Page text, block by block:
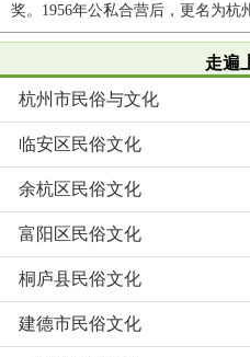
奖。1956年公私合营后，更名为
走遍
杭州市民俗与文化
临安区民俗文化
余杭区民俗文化
富阳区民俗文化
桐庐县民俗文化
建德市民俗文化